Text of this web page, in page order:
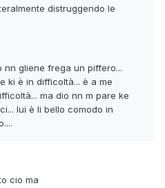
distruggendo le
gliene frega un piffero...
ki è in difficoltà... è a me
ma dio nn m pare ke
lui è li bello comodo in
cio ma